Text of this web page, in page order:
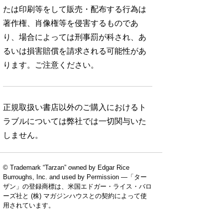
たは印刷等をして販売・配布する行為は
著作権、肖像権等を侵害するものであ
り、場合によっては刑事罰が科され、あ
るいは損害賠償を請求される可能性があ
ります。ご注意ください。
正規取扱い書店以外のご購入におけるト
ラブルについては弊社では一切関与いた
しません。
© Trademark “Tarzan” owned by Edgar Rice
Burroughs, Inc. and used by Permission —「ター
ザン」の登録商標は、米国エドガー・ライス・バロ
ーズ社と (株) マガジンハウスとの契約によって使
用されています。